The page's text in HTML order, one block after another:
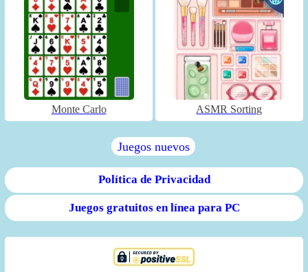
Monte Carlo ASMR Sorting
Juegos nuevos
Política de Privacidad
Juegos gratuitos en línea para PC